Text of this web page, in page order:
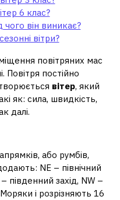
6 клас?
чого він виникає?
вітри?
повітряних мас
Повітря постійно
вітер, який
як: сила, швидкість,
далі.
або румбів,
NE – північний
південний захід, NW –
і розрізняють 16